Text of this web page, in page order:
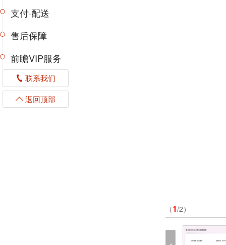
支付·配送
售后保障
前瞻VIP服务
联系我们
返回顶部
（1/2）